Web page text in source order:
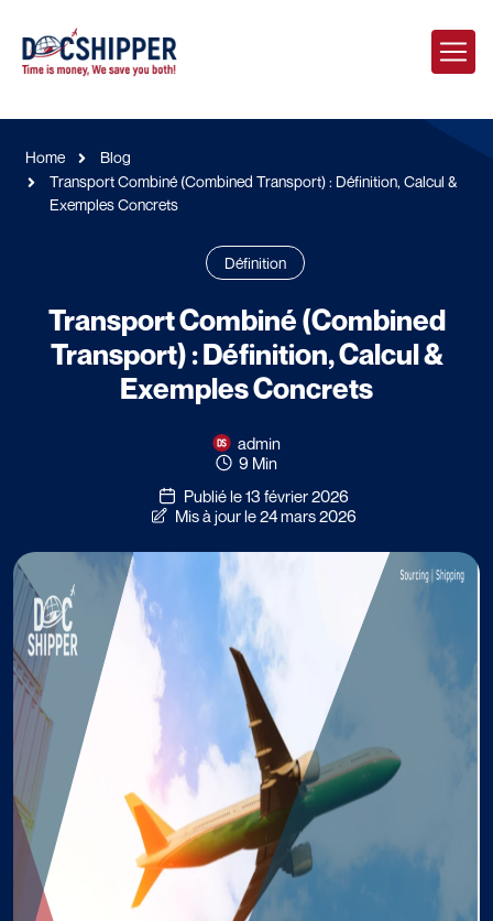
Home
Blog
Transport Combiné (Combined Transport) : Définition, Calcul &
Exemples Concrets
Définition
Transport Combiné (Combined
Transport) : Définition, Calcul &
Exemples Concrets
admin
9 Min
Publié le 13 février 2026
Mis à jour le 24 mars 2026